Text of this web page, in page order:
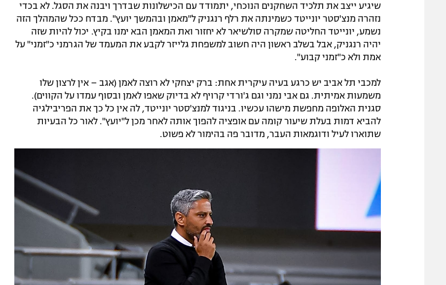
שיגיע ייצב את תלכיד השחקנים הנוכחי, יתמודד עם הכישלונות שבדרך ויבנה את הסגל. לא בכדי
נזהרה מנצ'סטר יונייטד כשמינתה את רלף רנגניק ל"מאמן ובהמשך יועץ". מבדח ככל שהמהלך הזה
נשמע, יונייטד החליטה שמקרה סולשיאר לא יחזור ואת המאמן הבא ימנו בקיץ. יכול להיות שזה
יהיה רנגניק, אבל בשלב ראשון היה חשוב למשפחת גלייזר לקבע את המעמד של הגרמני כ"זמני" על
אמת ולא כ"זמני קבוע".
למכבי תל אביב יש כרגע בעיה עיקרית אחת: ברק יצחקי לא רוצה לאמן (אגב – אין לרצון שלו
משמעות אמיתית. גם אבי נמני וגם ג'ורדי קרויף לא בדיוק שאפו לאמן ובסוף עמדו על הקווים).
סגנית האלופה מחפשת מישהו עכשיו. בניגוד למנצ'סטר יונייטד, לה אין כל כך את הפריבילגיה
להביא דמות בעלת שיעור קומה עם אופציה להפוך אותה לאחר מכן ל"יועץ". לאור כל הבעיות
שתוארו לעיל ודוגמאות העבר, מדובר פה בהימור לא פשוט.